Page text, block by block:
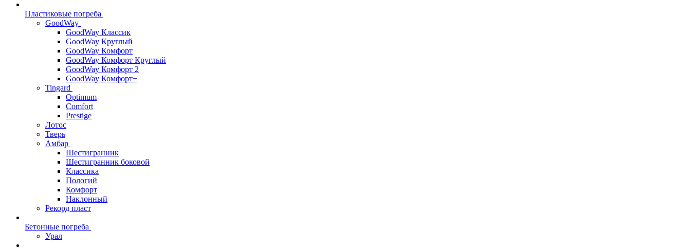
Пластиковые погреба
GoodWay
GoodWay Классик
GoodWay Круглый
GoodWay Комфорт
GoodWay Комфорт Круглый
GoodWay Комфорт 2
GoodWay Комфорт+
Tingard
Optimum
Comfort
Prestige
Лотос
Тверь
Амбар
Шестигранник
Шестигранник боковой
Классика
Пологий
Комфорт
Наклонный
Рекорд пласт
Бетонные погреба
Урал